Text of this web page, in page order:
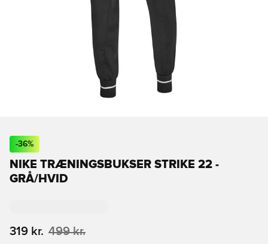
-36%
NIKE TRÆNINGSBUKSER STRIKE 22 -
GRÅ/HVID
319 kr. 499 kr.